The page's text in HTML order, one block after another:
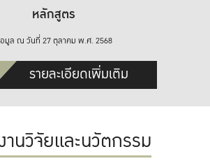
หลักสูตร
มูล ณ วันที่ 27 ตุลาคม พ.ศ. 2568
รายละเอียดเพิ่มเติม
านวิจัยและนวัตกรรม